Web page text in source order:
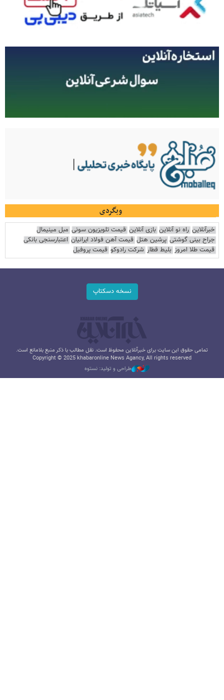
وبگردی
خبرآنلاین راه نو آنلاین بازی آنلاین قیمت تلویزیون سونی مبل مینیمال
جراح بینی گوشتی پرشین هتل قیمت آهن فولاد ایرانیان اعتبارسنجی بانکی
قیمت طلا امروز بلیط قطار شرکت رادوکو قیمت پروفیل
نسخه دسکتاپ
تمامی حقوق این سایت برای خبرآنلاین محفوظ است. نقل مطالب با ذکر منبع بلامانع است.
Copyright © 2025 khabaronline News Agancy, All rights reserved
طراحی و تولید: نستوه